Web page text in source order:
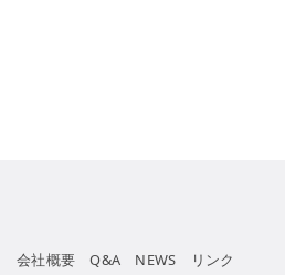
会社概要 Q&A NEWS リンク